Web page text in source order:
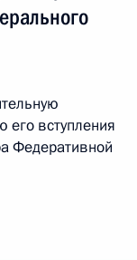
вступления
Федеративной